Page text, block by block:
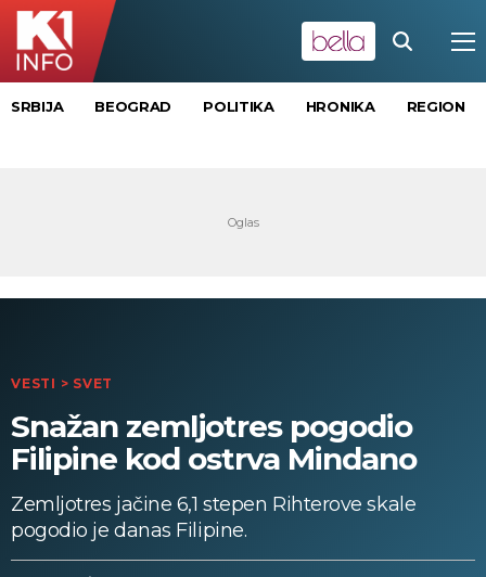
SRBIJA BEOGRAD POLITIKA HRONIKA REGION
VESTI > SVET
Snažan zemljotres pogodio
Filipine kod ostrva Mindano
Zemljotres jačine 6,1 stepen Rihterove skale
pogodio je danas Filipine.